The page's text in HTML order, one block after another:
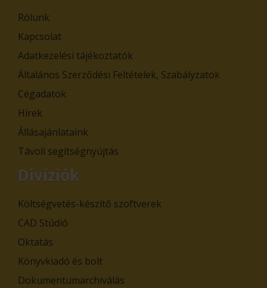
Rólunk
Kapcsolat
Adatkezelési tájékoztatók
Általános Szerződési Feltételek, Szabályzatok
Cégadatok
Hírek
Állásajánlataink
Távoli segítségnyújtás
Divíziók
Költségvetés-készítő szoftverek
CAD Stúdió
Oktatás
Könyvkiadó és bolt
Dokumentumarchiválás